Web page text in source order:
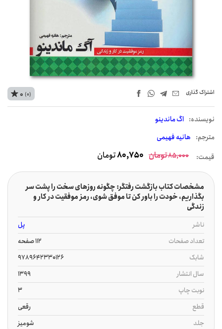
اشتراک‌ گذاری
نويسنده: اگ ماندینو
مترجم: هانیه فهیمی
0 (0)
قیمت: 85,000تومان 80,750تومان
مشخصات کتاب بازگشت رفتگر: چگونه روزهای سخت را پشت سر
بگذاریم، خودت را باور کن تا موفق شوی، رمز موفقیت در کار و
زندگی
ناشر
پل
تعداد صفحات
112 صفحه
شابک
9789642330126
سال انتشار
1399
نوبت چاپ
3
قطع
رقعی
جلد
شومیز